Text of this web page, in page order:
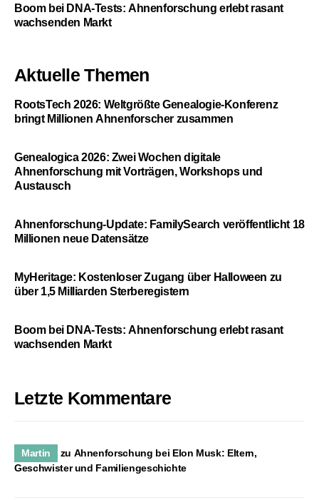
Boom bei DNA-Tests: Ahnenforschung erlebt rasant
wachsenden Markt
Aktuelle Themen
RootsTech 2026: Weltgrößte Genealogie-Konferenz
bringt Millionen Ahnenforscher zusammen
Genealogica 2026: Zwei Wochen digitale
Ahnenforschung mit Vorträgen, Workshops und
Austausch
Ahnenforschung-Update: FamilySearch veröffentlicht 18
Millionen neue Datensätze
MyHeritage: Kostenloser Zugang über Halloween zu
über 1,5 Milliarden Sterberegistern
Boom bei DNA-Tests: Ahnenforschung erlebt rasant
wachsenden Markt
Letzte Kommentare
Martin zu Ahnenforschung bei Elon Musk: Eltern,
Geschwister und Familiengeschichte